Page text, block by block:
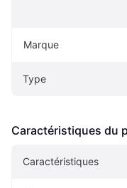
Marque
Type
Caractéristiques du
Caractéristiques